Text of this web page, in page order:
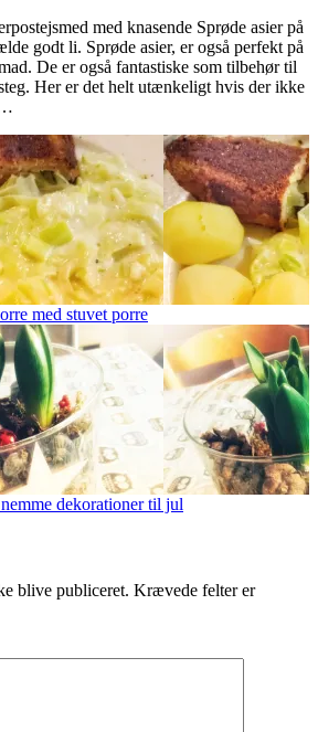
med knasende Sprøde asier på
godt li. Sprøde asier, er også perfekt på
De er også fantastiske som tilbehør til
Her er det helt utænkeligt hvis der ikke
med stuvet porre
dekorationer til jul
blive publiceret. Krævede felter er